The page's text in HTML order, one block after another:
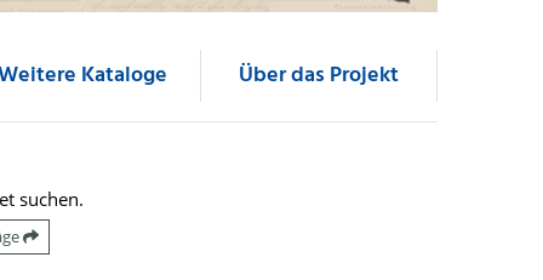
Kataloge Über das Projekt
suchen.